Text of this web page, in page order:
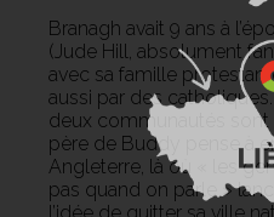
Branagh avait 9 ans à
(Jude Hill, absolument
avec sa famille
aussi par des
deux communautés
père de Buddy pense à
Angleterre, là où « les
pas quand on parle »